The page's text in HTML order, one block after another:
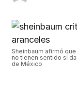
Sheinbaum afirmó
no tienen sentido si
de México